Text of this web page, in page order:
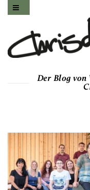
Der Blog